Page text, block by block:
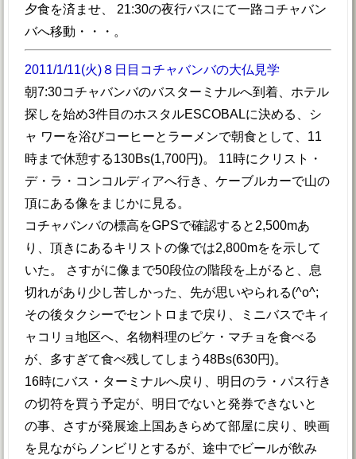
夕食を済ませ、 21:30の夜行バスにて一路コチャバン
バへ移動・・・。
2011/1/11(火)８日目コチャバンバの大仏見学
朝7:30コチャバンバのバスターミナルへ到着、ホテル
探しを始め3件目のホスタルESCOBALに決める、シ
ャ ワーを浴びコーヒーとラーメンで朝食として、11
時まで休憩する130Bs(1,700円)。 11時にクリスト・
デ・ラ・コンコルディアへ行き、ケーブルカーで山の
頂にある像をまじかに見る。
コチャバンバの標高をGPSで確認すると2,500mあ
り、頂きにあるキリストの像では2,800mをを示して
いた。 さすがに像まで50段位の階段を上がると、息
切れがあり少し苦しかった、先が思いやられる(^o^;
その後タクシーでセントロまで戻り、ミニバスでキィ
ャコリョ地区へ、名物料理のピケ・マチョを食べる
が、多すぎて食べ残してしまう48Bs(630円)。
16時にバス・ターミナルへ戻り、明日のラ・パス行き
の切符を買う予定が、明日でないと発券できないと
の事、さすが発展途上国あきらめて部屋に戻り、映画
を見ながらノンビリとするが、途中でビールが飲み